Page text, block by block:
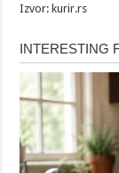
Izvor: kurir.rs